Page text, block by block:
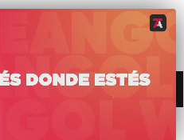
DEPORTES